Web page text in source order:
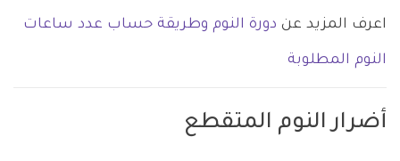
اعرف المزيد عن دورة النوم وطريقة حساب عدد ساعات
النوم المطلوبة
أضرار النوم المتقطع